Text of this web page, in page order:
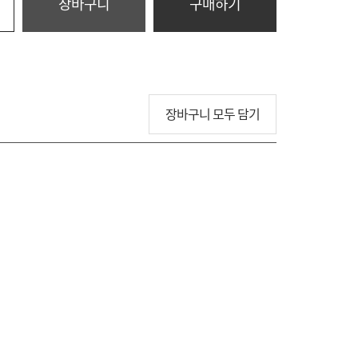
장바구니 구매하기
장바구니 모두 담기